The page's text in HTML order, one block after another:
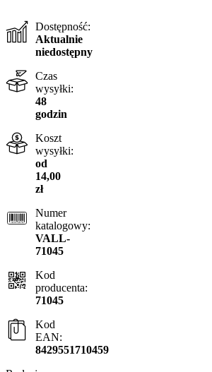
Dostępność:
Aktualnie
niedostępny
Czas
wysyłki:
48
godzin
Koszt
wysyłki:
od
14,00
zł
Numer
katalogowy:
VALL-
71045
Kod
producenta:
71045
Kod
EAN:
8429551710459